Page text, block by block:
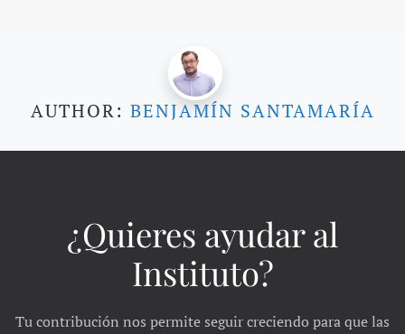
AUTHOR: BENJAMÍN SANTAMARÍA
¿Quieres ayudar al
Instituto?
Tu contribución nos permite seguir creciendo para que las